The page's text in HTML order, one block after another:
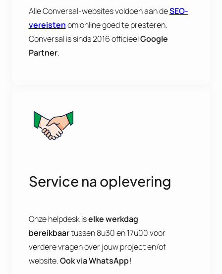
Alle Conversal-websites voldoen aan deSEO-
vereistenom online goed te presteren.
Conversal is sinds 2016 officieelGoogle
Partner.
Service na oplevering
Onze helpdesk iselke werkdag
bereikbaartussen 8u30 en 17u00 voor
verdere vragen over jouw project en/of
website.Ook via WhatsApp!